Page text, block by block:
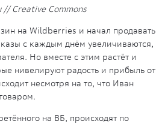
// Creative Commons
на Wildberries и начал продавать
с каждым днём увеличиваются,
Но вместе с этим растёт и
нивелируют радость и прибыль от
несмотря на то, что Иван
на ВБ, происходят по